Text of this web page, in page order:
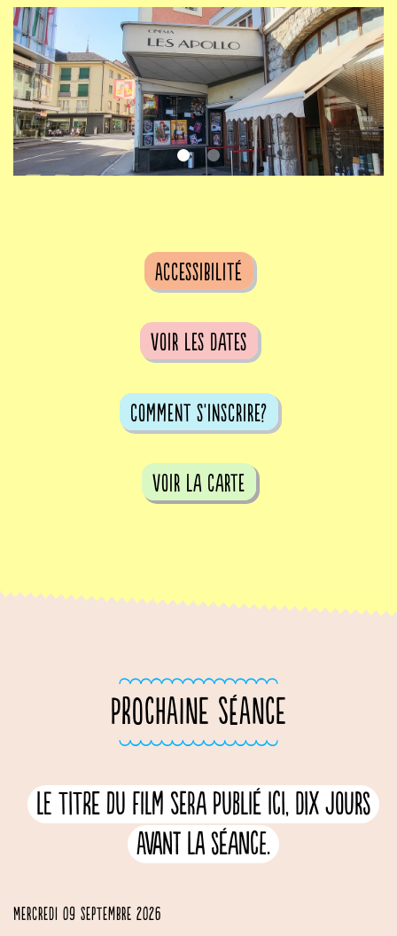
Accessibilité
voir les dates
comment s'inscrire?
voir la carte
PROCHAINE SÉANCE
Le titre du film sera publié ici, dix jours
avant la séance.
Mercredi 09 septembre 2026